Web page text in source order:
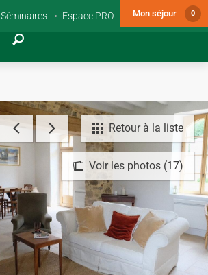
Séminaires Espace PRO Mon séjour 0
Voir les photos (17)
Retour à la liste